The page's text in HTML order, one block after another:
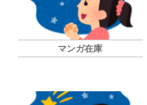
マンガ在庫